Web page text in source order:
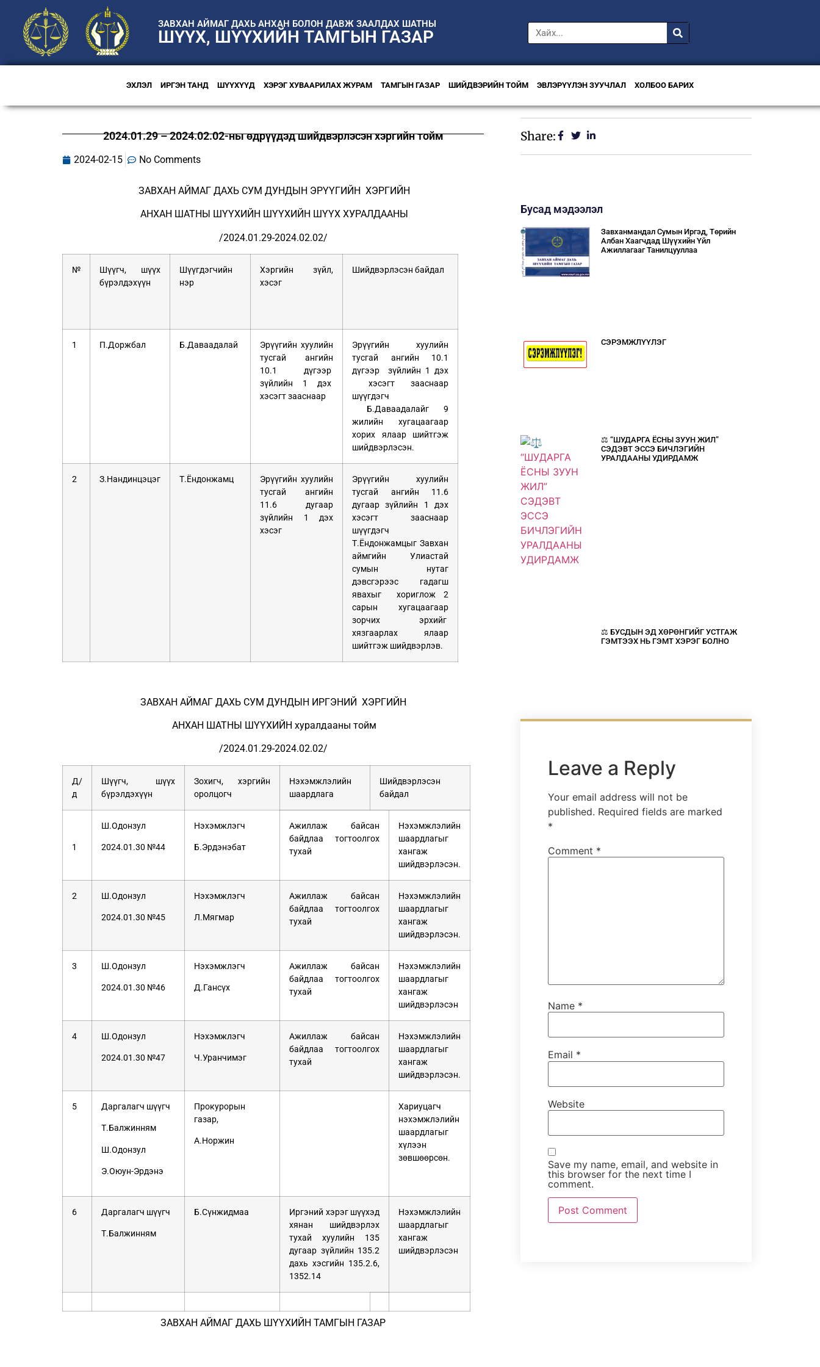
ЗАВХАН АЙМАГ ДАХЬ АНХАН БОЛОН ДАВЖ ЗААЛДАХ ШАТНЫ
ШҮҮХ, ШҮҮХИЙН ТАМГЫН ГАЗАР
ЭХЛЭЛ ИРГЭН ТАНД ШҮҮХҮҮД ХЭРЭГ ХУВААРИЛАХ ЖУРАМ ТАМГЫН ГАЗАР ШИЙДВЭРИЙН ТОЙМ ЭВЛЭРҮҮЛЭН ЗУУЧЛАЛ ХОЛБОО БАРИХ
2024.01.29 – 2024.02.02-ны өдрүүдэд шийдвэрлэсэн хэргийн тойм
2024-02-15 No Comments
ЗАВХАН АЙМАГ ДАХЬ СУМ ДУНДЫН ЭРҮҮГИЙН ХЭРГИЙН
АНХАН ШАТНЫ ШҮҮХИЙН ШҮҮХИЙН ШҮҮХ ХУРАЛДААНЫ
/2024.01.29-2024.02.02/
№
Шүүгч, шүүх
бүрэлдэхүүн
Шүүгдэгчийн
нэр
Хэргийн зүйл,
хэсэг
Шийдвэрлэсэн байдал
1 П.Доржбал Б.Даваадалай
Эрүүгийн хуулийн
тусгай ангийн
10.1 дүгээр
зүйлийн 1 дэх
хэсэгт зааснаар
Эрүүгийн хуулийн
тусгай ангийн 10.1
дүгээр зүйлийн 1 дэх
хэсэгт зааснаар
шүүгдэгч
Б.Даваадалайг 9
жилийн хугацаагаар
хорих ялаар шийтгэж
шийдвэрлэсэн.
2 З.Нандинцэцэг Т.Ёндонжамц
Эрүүгийн хуулийн
тусгай ангийн
11.6 дугаар
зүйлийн 1 дэх
хэсэг
Эрүүгийн хуулийн
тусгай ангийн 11.6
дугаар зүйлийн 1 дэх
хэсэгт зааснаар
шүүгдэгч
Т.Ёндонжамцыг Завхан
аймгийн Улиастай
сумын нутаг
дэвсгэрээс гадагш
явахыг хориглож 2
сарын хугацаагаар
зорчих эрхийг
хязгаарлах ялаар
шийтгэж шийдвэрлэв.
ЗАВХАН АЙМАГ ДАХЬ СУМ ДУНДЫН ИРГЭНИЙ ХЭРГИЙН
АНХАН ШАТНЫ ШҮҮХИЙН хуралдааны тойм
/2024.01.29-2024.02.02/
Д/
д
Шүүгч, шүүх
бүрэлдэхүүн
Зохигч, хэргийн
оролцогч
Нэхэмжлэлийн
шаардлага
Шийдвэрлэсэн
байдал
1
Ш.Одонзул
2024.01.30 №44
Нэхэмжлэгч
Б.Эрдэнэбат
Ажиллаж байсан
байдлаа тогтоолгох
тухай
Нэхэмжлэлийн
шаардлагыг
хангаж
шийдвэрлэсэн.
2 Ш.Одонзул
2024.01.30 №45
Нэхэмжлэгч
Л.Мягмар
Ажиллаж байсан
байдлаа тогтоолгох
тухай
Нэхэмжлэлийн
шаардлагыг
хангаж
шийдвэрлэсэн.
3 Ш.Одонзул
2024.01.30 №46
Нэхэмжлэгч
Д.Гансүх
Ажиллаж байсан
байдлаа тогтоолгох
тухай
Нэхэмжлэлийн
шаардлагыг
хангаж
шийдвэрлэсэн
4 Ш.Одонзул
2024.01.30 №47
Нэхэмжлэгч
Ч.Уранчимэг
Ажиллаж байсан
байдлаа тогтоолгох
тухай
Нэхэмжлэлийн
шаардлагыг
хангаж
шийдвэрлэсэн.
5 Даргалагч шүүгч
Т.Балжинням
Ш.Одонзул
Э.Оюун-Эрдэнэ
Прокурорын
газар,
А.Норжин
Хариуцагч
нэхэмжлэлийн
шаардлагыг
хүлээн
зөвшөөрсөн.
6 Даргалагч шүүгч
Т.Балжинням
Б.Сүнжидмаа
Иргэний хэрэг шүүхэд
хянан шийдвэрлэх
тухай хуулийн 135
дугаар зүйлийн 135.2
дахь хэсгийн 135.2.6,
1352.14
Нэхэмжлэлийн
шаардлагыг
хангаж
шийдвэрлэсэн
ЗАВХАН АЙМАГ ДАХЬ ШҮҮХИЙН ТАМГЫН ГАЗАР
Share:
Бусад мэдээлэл
Завханмандал Сумын Иргэд, Төрийн
Албан Хаагчдад Шүүхийн Үйл
Ажиллагааг Танилцууллаа
СЭРЭМЖЛҮҮЛЭГ
⚖️ “ШУДАРГА ЁСНЫ ЗУУН ЖИЛ”
СЭДЭВТ ЭССЭ БИЧЛЭГИЙН
УРАЛДААНЫ УДИРДАМЖ
⚖️ БУСДЫН ЭД ХӨРӨНГИЙГ УСТГАЖ
ГЭМТЭЭХ НЬ ГЭМТ ХЭРЭГ БОЛНО
Leave a Reply
Your email address will not be
published. Required fields are marked
*
Comment *
Name *
Email *
Website
Save my name, email, and website in
this browser for the next time I
comment.